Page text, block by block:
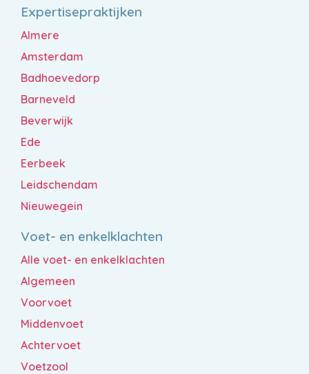
Expertisepraktijken
Almere
Amsterdam
Badhoevedorp
Barneveld
Beverwijk
Ede
Eerbeek
Leidschendam
Nieuwegein
Voet- en enkelklachten
Alle voet- en enkelklachten
Algemeen
Voorvoet
Middenvoet
Achtervoet
Voetzool